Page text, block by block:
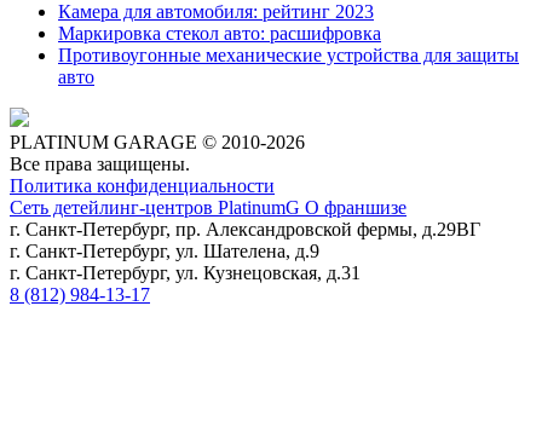
Камера для автомобиля: рейтинг 2023
Маркировка стекол авто: расшифровка
Противоугонные механические устройства для защиты
авто
PLATINUM GARAGE © 2010-2026
Все права защищены.
Политика конфиденциальности
Сеть детейлинг-центров PlatinumG О франшизе
г. Санкт-Петербург, пр. Александровской фермы, д.29ВГ
г. Санкт-Петербург, ул. Шателена, д.9
г. Санкт-Петербург, ул. Кузнецовская, д.31
8 (812) 984-13-17